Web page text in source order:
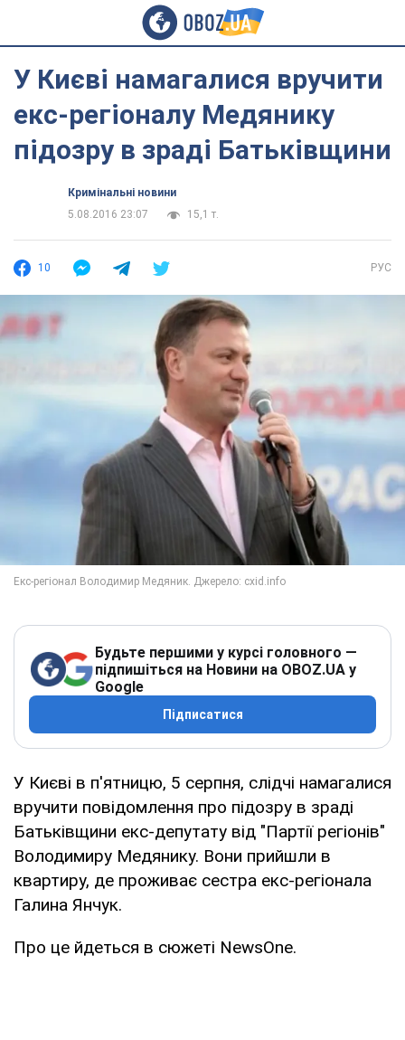
У Києві намагалися вручити
екс-регіоналу Медянику
підозру в зраді Батьківщини
Кримінальні новини
5.08.2016 23:07
15,1 т.
10 РУС
Будьте першими у курсі головного —
підпишіться на Новини на OBOZ.UA у
Google
Підписатися
У Києві в п'ятницю, 5 серпня, слідчі намагалися
вручити повідомлення про підозру в зраді
Батьківщини екс-депутату від "Партії регіонів"
Володимиру Медянику. Вони прийшли в
квартиру, де проживає сестра екс-регіонала
Галина Янчук.
Про це йдеться в сюжеті NewsOne.